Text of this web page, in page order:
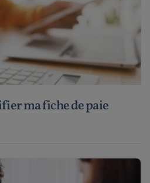
ma fiche de paie